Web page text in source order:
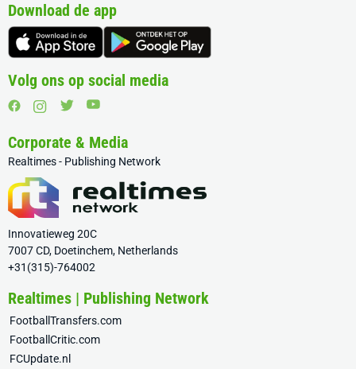
Download de app
Volg ons op social media
Corporate & Media
Realtimes - Publishing Network
Innovatieweg 20C
7007 CD, Doetinchem, Netherlands
+31(315)-764002
Realtimes | Publishing Network
FootballTransfers.com
FootballCritic.com
FCUpdate.nl